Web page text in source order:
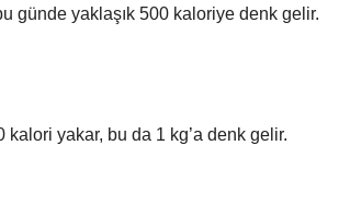
günde yaklaşık 500 kaloriye denk gelir.
yakar, bu da 1 kg’a denk gelir.